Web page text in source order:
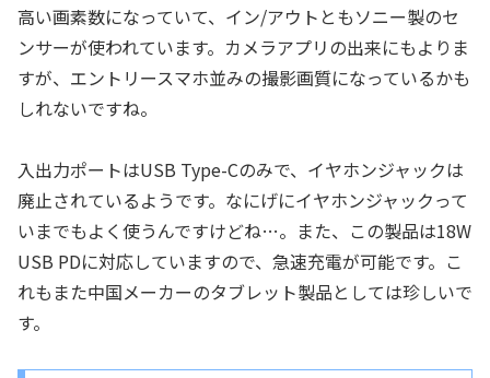
高い画素数になっていて、イン/アウトともソニー製のセ
ンサーが使われています。カメラアプリの出来にもよりま
すが、エントリースマホ並みの撮影画質になっているかも
しれないですね。
入出力ポートはUSB Type-Cのみで、イヤホンジャックは
廃止されているようです。なにげにイヤホンジャックって
いまでもよく使うんですけどね…。また、この製品は18W
USB PDに対応していますので、急速充電が可能です。こ
れもまた中国メーカーのタブレット製品としては珍しいで
す。